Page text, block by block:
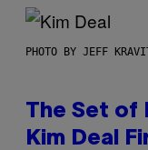
PHOTO BY JEFF
The Set of
Kim Deal